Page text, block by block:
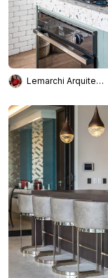
Lemarchi Arquitetura